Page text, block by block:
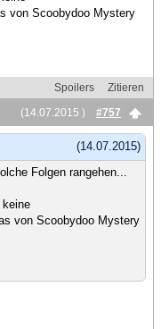
von Scoobydoo Mystery
Spoilers
Zitieren
(14.07.2015 )
#757
(14.07.2015)
Folgen rangehen...
keine
von Scoobydoo Mystery